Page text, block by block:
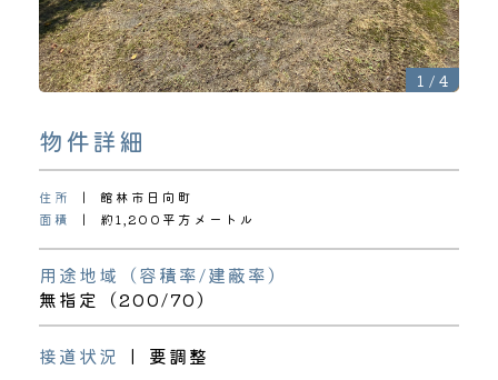
1 / 4
物件詳細
住所 |
館林市日向町
面積
| 約1,200平方メートル
用途地域（容積率/建蔽率）
無指定（200/70）
接道状況 |
要調整